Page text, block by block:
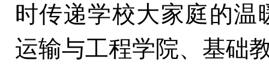
时传递学校大家庭的
运输与工程学院、基础